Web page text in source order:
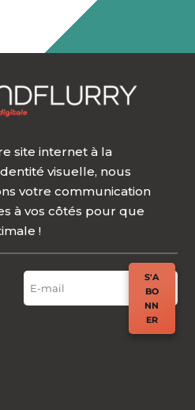
site internet à la
visuelle, nous
votre communication
à vos côtés pour que
!
S'A
BO
NN
ER